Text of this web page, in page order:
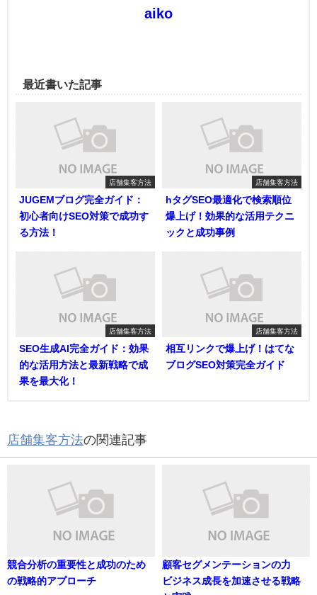
aiko
最近書いた記事
店舗集客方法
JUGEMブログ完全ガイド：
初心者向けSEO対策で成功す
る方法！
店舗集客方法
hタグSEO最適化で検索順位
爆上げ！効果的な活用テクニ
ックと成功事例
店舗集客方法
SEO生成AI完全ガイド：効果
的な活用方法と最新戦略で成
果を最大化！
店舗集客方法
相互リンクで爆上げ！はてな
ブログSEO対策完全ガイド
店舗集客方法の関連記事
競合分析の重要性と成功のため
の戦略的アプローチ
顧客セグメンテーションの力
ビジネス成長を加速させる戦略